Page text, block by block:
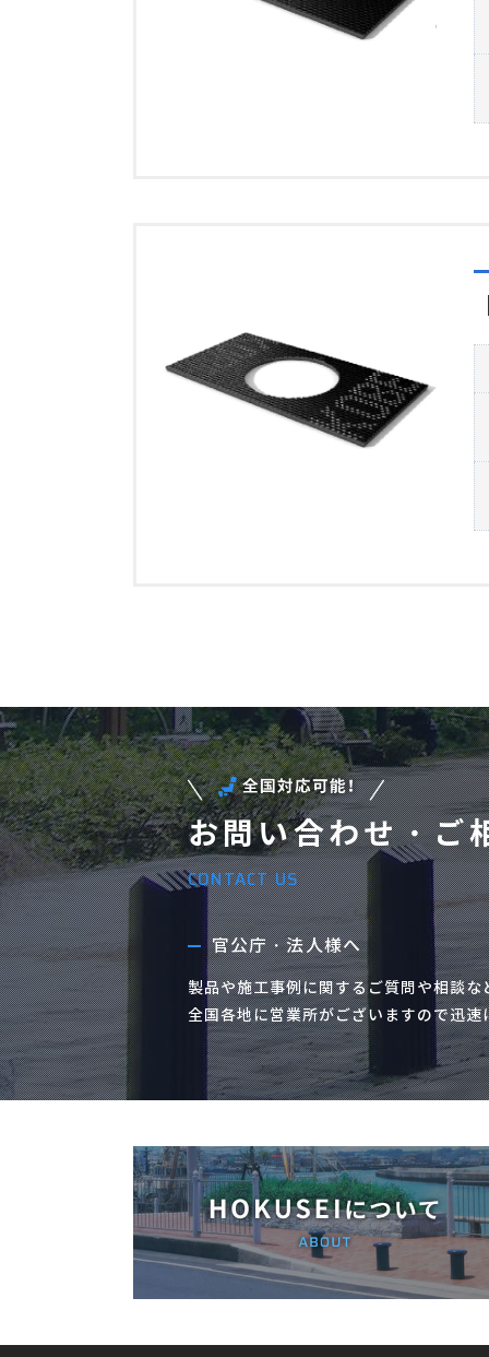
お問い合わせ・ご
CONTACT US
官公庁・法人様へ
製品や施工事例に関するご質問や相談
全国各地に営業所がございますので迅